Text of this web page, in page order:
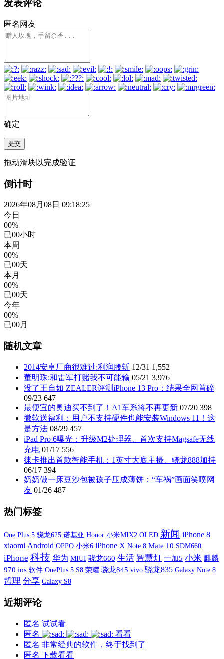
发表评论
匿名网友
确定
提交
拖动滑块以完成验证
倒计时
2026年08月08日 09:18:26
今日
00%
已00小时
本周
00%
已00天
本月
00%
已00天
今年
00%
已00月
随机文章
2014安卓厂商很难过:利润腰斩 12/31 1,552
董明珠:和雷军打赌我不可能输 05/21 3,976
没了王自如 ZEALER评测iPhone 13 Pro：结果全网首碎
09/23 647
最便宜的奥迪买不到了！A1车系将不再更新 07/20 398
微软送福利：用户不支持硬件也能安装Windows 11！这
是方法 08/29 457
iPad Pro 6曝光：升级M2处理器、首次支持Magsafe无线
充电 01/17 556
徕卡推出首款智能手机：1英寸大底主摄、骁龙888加持
06/17 394
奶奶做一床豆沙包被孩子压成薄饼：“车祸”画面笑喷网
友 01/26 487
热门标签
One Plus 5 骁龙625 诺基亚 Honor 小米MIX2 OLED 新闻 iPhone 8
xiaomi Android OPPO 小米6 iPhone X Note 8 Mate 10 SDM660
iPhone 科技 华为 MIUI 骁龙660 生活 智慧灯 一加5 小米 麒麟
970 ios 软件 OnePlus 5 S8 荣耀 骁龙845 vivo 骁龙835 Galaxy Note 8
哲理 分享 Galaxy S8
近期评论
匿名 试试看
匿名
看看
匿名 非常经典的软件，终于找到了
匿名 下载看看